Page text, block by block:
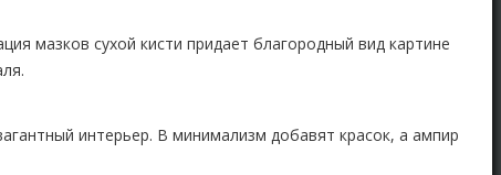
мазков сухой кисти придает благородный вид картине
интерьер. В минимализм добавят красок, а ампир